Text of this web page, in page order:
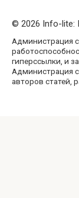
© 2026 Info-lite:
Администрация
гиперссылки, и
Администрация
авторов статей,